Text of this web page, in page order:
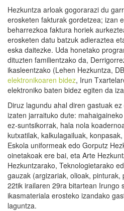
Hezkuntza arloak gogorarazi du
erosketen fakturak gordetzea; izan
beharrezkoa faktura horiek
erosketen datu batzuk adieraztea
eska daitezke. Uda honetako
dituzten familientzako da,
ikasleentzako (Lehen Hezkuntza,
elektronikoaren bidez, Irun
elektroniko baten bidez egiten da
Diruz lagundu ahal diren gastuak
izaten jarraituko dute:
ez-suntsikorrak, hala nola
kutxatilak, kalkulagailuak,
Eskola uniformeak edo Gorputz
oinetakoak ere bai, eta Arte
Hezkuntzarako, Teknologietarako
gauzak (argizariak, olioak,
22tik irailaren 29ra bitartean Irungo
ikasmateriala erosteko izandako
laguntza.